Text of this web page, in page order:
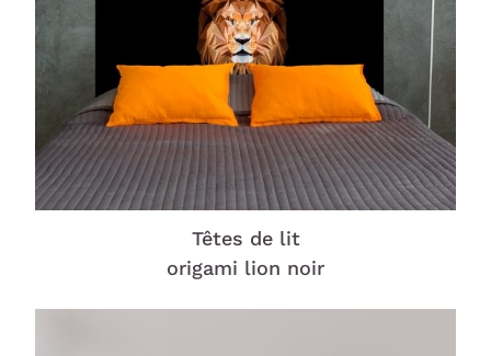
Têtes de lit
origami lion noir